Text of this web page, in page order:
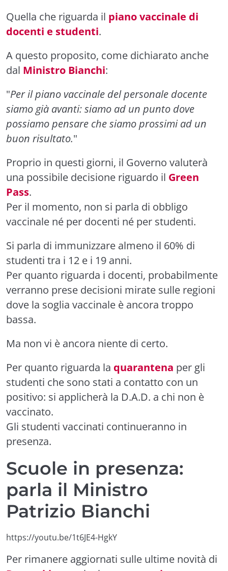
Quella che riguarda il piano vaccinale di
docenti e studenti.
A questo proposito, come dichiarato anche
dal Ministro Bianchi:
"Per il piano vaccinale del personale docente
siamo già avanti: siamo ad un punto dove
possiamo pensare che siamo prossimi ad un
buon risultato."
Proprio in questi giorni, il Governo valuterà
una possibile decisione riguardo il Green
Pass.
Per il momento, non si parla di obbligo
vaccinale né per docenti né per studenti.
Si parla di immunizzare almeno il 60% di
studenti tra i 12 e i 19 anni.
Per quanto riguarda i docenti, probabilmente
verranno prese decisioni mirate sulle regioni
dove la soglia vaccinale è ancora troppo
bassa.
Ma non vi è ancora niente di certo.
Per quanto riguarda la quarantena per gli
studenti che sono stati a contatto con un
positivo: si applicherà la D.A.D. a chi non è
vaccinato.
Gli studenti vaccinati continueranno in
presenza.
Scuole in presenza:
parla il Ministro
Patrizio Bianchi
https://youtu.be/1t6JE4-HgkY
Per rimanere aggiornati sulle ultime novità di